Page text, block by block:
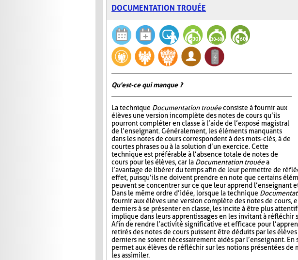
DOCUMENTATION TROUÉE
Qu'est-ce qui manque ?
La technique Documentation trouéeconsiste à fournir aux
élèves une version incomplète des notes de cours qu’ils
pourront compléter en classe à l’aide de l’exposé magistral
de l’enseignant. Généralement, les éléments manquants
dans les notes de cours correspondent à des mots-clés, à de
courtes phrases ou à la solution d’un exercice. Cette
technique est préférable à l’absence totale de notes de
cours pour les élèves, car la Documentation trouéea
l’avantage de libérer du temps afin de leur permettre de
effet, puisqu’ils ne doivent prendre en note que certains
peuvent se concentrer sur ce que leur apprend l’enseignant
Dans le même ordre d’idée, lorsque la technique
fournir aux élèves une version complète des notes de cours,
derniers à se présenter en classe, les incite à être plus
implique dans leurs apprentissages en les invitant à réfléchir
Afin de rendre l’activité significative et efficace pour
retirés des notes de cours puissent être déduits par les
derniers ne soient nécessairement aidés par l’enseignant. En
permet aux élèves de réfléchir sur les notions présentées de
les assimiler.